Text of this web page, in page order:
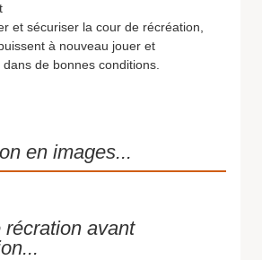
et sécuriser la cour de récréation,
à nouveau jouer et
dans de bonnes conditions.
en images...
récration avant